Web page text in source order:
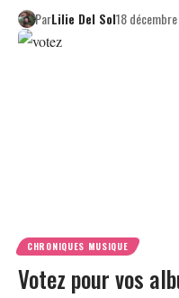
ParLilie Del Sol18
CHRONIQUES MUSIQUE
Votez pour vos